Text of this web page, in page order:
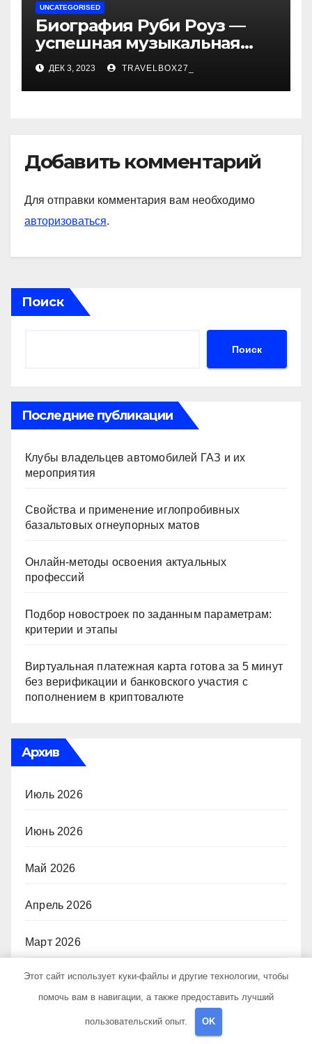
UNCATEGORISED
Биография Руби Роуз —
успешная музыкальная
карьера, личная жизнь и
знаковые достижения
ДЕК 3, 2023 TRAVELBOX27_
Добавить комментарий
Для отправки комментария вам необходимо
авторизоваться.
Поиск
Поиск
Последние публикации
Клубы владельцев автомобилей ГАЗ и их
мероприятия
Свойства и применение иглопробивных
базальтовых огнеупорных матов
Онлайн-методы освоения актуальных
профессий
Подбор новостроек по заданным параметрам:
критерии и этапы
Виртуальная платежная карта готова за 5 минут
без верификации и банковского участия с
пополнением в криптовалюте
Архив
Июль 2026
Июнь 2026
Май 2026
Апрель 2026
Март 2026
Февраль 2026
Этот сайт использует куки-файлы и другие технологии, чтобы
помочь вам в навигации, а также предоставить лучший
пользовательский опыт. OK